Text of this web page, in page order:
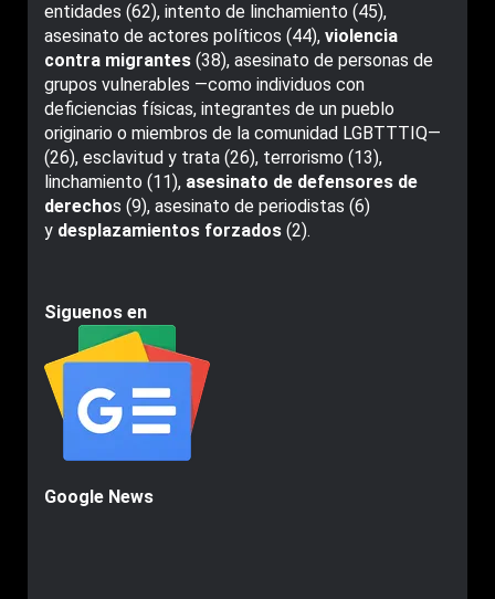
entidades (62), intento de linchamiento (45),
asesinato de actores políticos (44), violencia
contra migrantes (38), asesinato de personas de
grupos vulnerables —como individuos con
deficiencias físicas, integrantes de un pueblo
originario o miembros de la comunidad LGBTTTIQ—
(26), esclavitud y trata (26), terrorismo (13),
linchamiento (11), asesinato de defensores de
derechos (9), asesinato de periodistas (6)
y desplazamientos forzados (2).
Siguenos en
Google News